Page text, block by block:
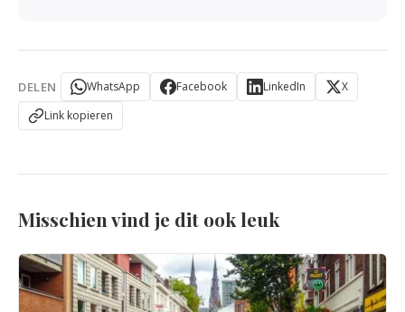
DELEN WhatsApp Facebook LinkedIn
X
Link kopieren
Misschien vind je dit ook leuk